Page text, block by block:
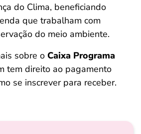
do Clima, beneficiando
que trabalham com
do meio ambiente.
sobre o Caixa Programa
tem direito ao pagamento
se inscrever para receber.